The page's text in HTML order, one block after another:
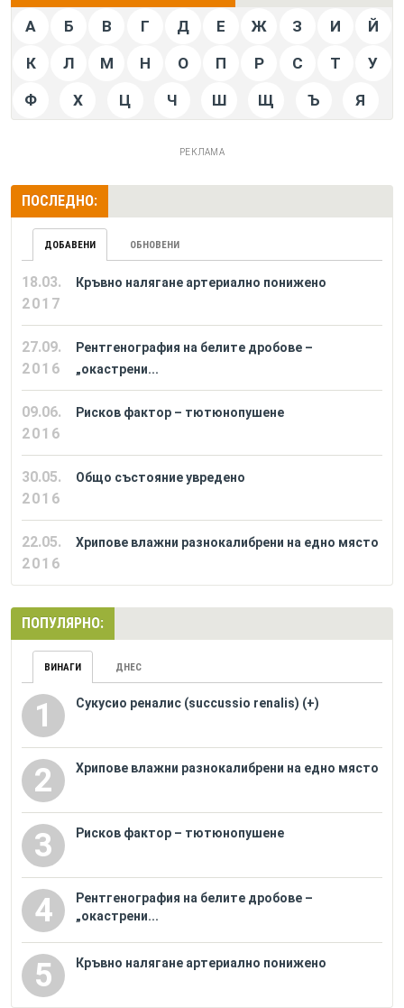
А Б В Г Д Е Ж З И Й
К Л М Н О П Р С Т У
Ф Х Ц Ч Ш Щ Ъ Я
РЕКЛАМА
ПОСЛЕДНО:
ДОБАВЕНИ ОБНОВЕНИ
18.03.
2017
Кръвно налягане артериално понижено
27.09.
2016
Рентгенография на белите дробове –
„окастрени...
09.06.
2016
Рисков фактор – тютюнопушене
30.05.
2016
Общо състояние увредено
22.05.
2016
Хрипове влажни разнокалибрени на едно място
ПОПУЛЯРНО:
ВИНАГИ ДНЕС
1 Сукусио реналис (succussio renalis) (+)
2 Хрипове влажни разнокалибрени на едно място
3 Рисков фактор – тютюнопушене
4
Рентгенография на белите дробове –
„окастрени...
5 Кръвно налягане артериално понижено